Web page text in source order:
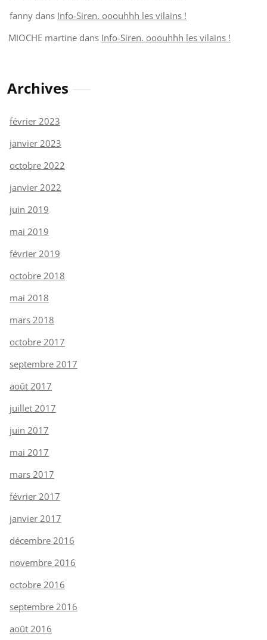
fanny dans Info-Siren. ooouhhh les vilains !
MIOCHE martine dans Info-Siren. ooouhhh les vilains !
Archives
février 2023
janvier 2023
octobre 2022
janvier 2022
juin 2019
mai 2019
février 2019
octobre 2018
mai 2018
mars 2018
octobre 2017
septembre 2017
août 2017
juillet 2017
juin 2017
mai 2017
mars 2017
février 2017
janvier 2017
décembre 2016
novembre 2016
octobre 2016
septembre 2016
août 2016